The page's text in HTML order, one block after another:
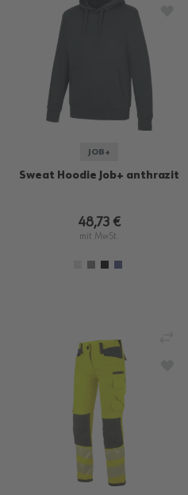
ZUR WUNSCHLISTE HINZUFÜGEN
JOB+
Sweat Hoodie Job+ anthrazit
48,73 €
mit MwSt.
ZUR WUNSCHLISTE HINZUFÜGEN